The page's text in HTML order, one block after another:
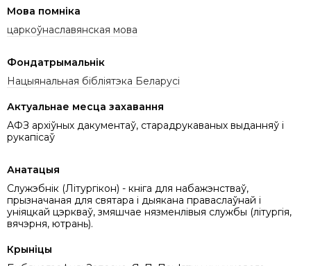
Мова помніка
царкоўнаславянская мова
Фондатрымальнік
Нацыянальная бібліятэка Беларусі
Актуальнае месца захавання
АФЗ архіўных дакументаў, старадрукаваных выданняў і
рукапісаў
Анатацыя
Служэбнік (Літургікон) - кніга для набажэнстваў,
прызначаная для святара і дыякана праваслаўнай і
уніяцкай цэркваў, змяшчае нязменлівыя службы (літургія,
вячэрня, ютрань).
Крыніцы